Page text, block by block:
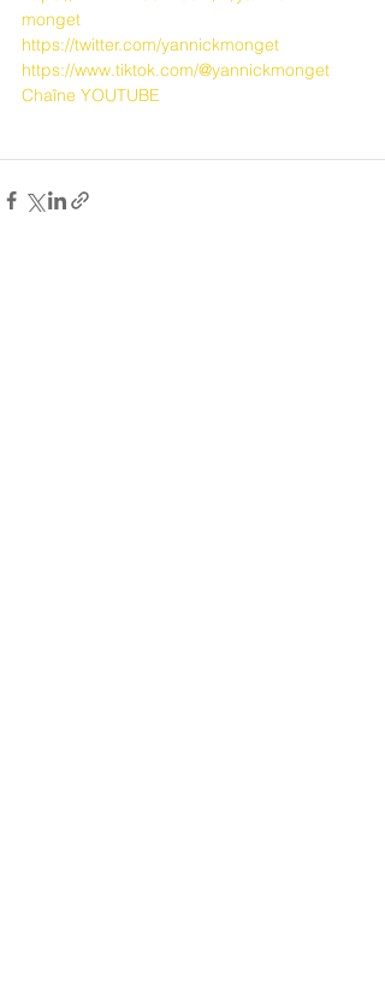
monget
https://twitter.com/yannickmonget
https://www.tiktok.com/@yannickmonget
Chaîne YOUTUBE